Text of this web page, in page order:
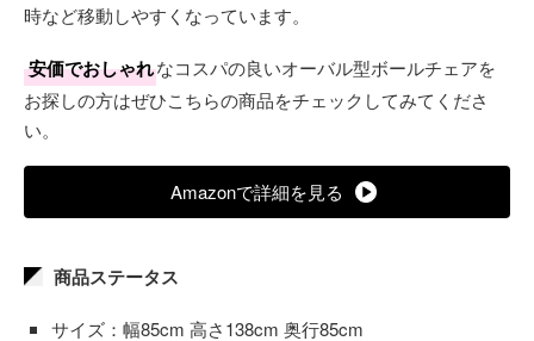
時など移動しやすくなっています。
安価でおしゃれなコスパの良いオーバル型ボールチェアを
お探しの方はぜひこちらの商品をチェックしてみてくださ
い。
Amazonで詳細を見る
商品ステータス
サイズ：幅85cm 高さ138cm 奥行85cm